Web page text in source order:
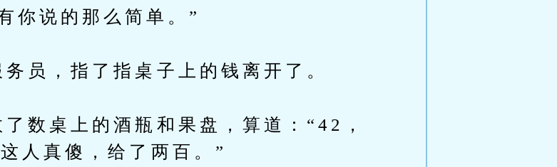
你说的那么简单。”
员，指了指桌子上的钱离开了。
数桌上的酒瓶和果盘，算道：“42，
人真傻，给了两百。”